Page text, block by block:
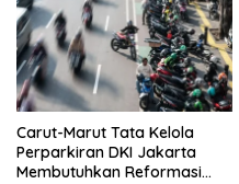
Carut-Marut Tata Kelola
Perparkiran DKI Jakarta
Membutuhkan Reformasi